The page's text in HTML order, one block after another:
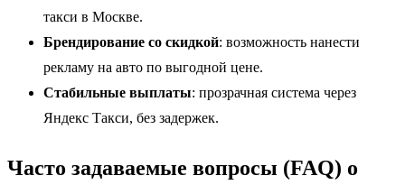
такси в Москве.
Брендирование со скидкой: возможность нанести
рекламу на авто по выгодной цене.
Стабильные выплаты: прозрачная система через
Яндекс Такси, без задержек.
Часто задаваемые вопросы (FAQ) о